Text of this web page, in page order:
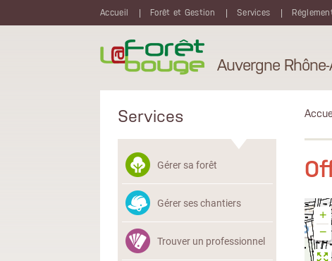
Accueil
Forêt et Gestion Services
Auvergne
Services
Gérer sa forêt
Gérer ses chantiers
Trouver un professionnel
+
−